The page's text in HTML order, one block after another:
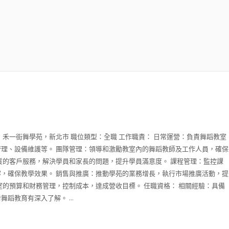
一街舞學苑，新北市 職位類型：全職 工作職責： 日常運營：負責舞蹈教室
、設備維護等。 團隊管理：領導和激勵教室內的舞蹈教師及工作人員，確保
客戶服務，解決學員和家長的問題，提升學員滿意度。 課程管理：監控課
確保教學效果。 銷售與推廣：推動學苑的業務增長，執行市場推廣活動，提
預算和財務管理，控制成本，達成營收目標。 任職資格： 相關經驗：具備
蹈教育有深入了解。 ...